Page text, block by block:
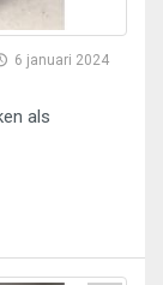
6 januari 2024
als